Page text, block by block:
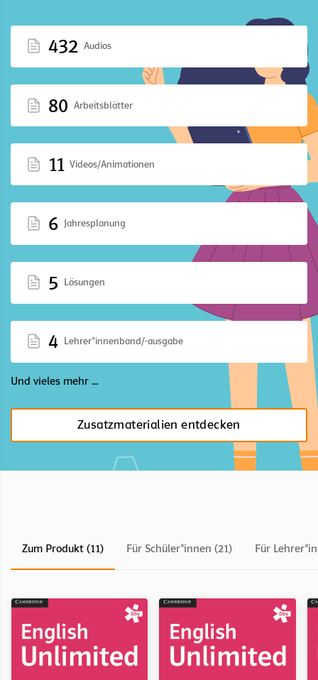
432 Audios
80 Arbeitsblätter
11 Videos/Animationen
6 Jahresplanung
5 Lösungen
4 Lehrer*innenband/-ausgabe
Und vieles mehr ...
Zusatzmaterialien entdecken
Zum Produkt (11) Für Schüler*innen (21) Für